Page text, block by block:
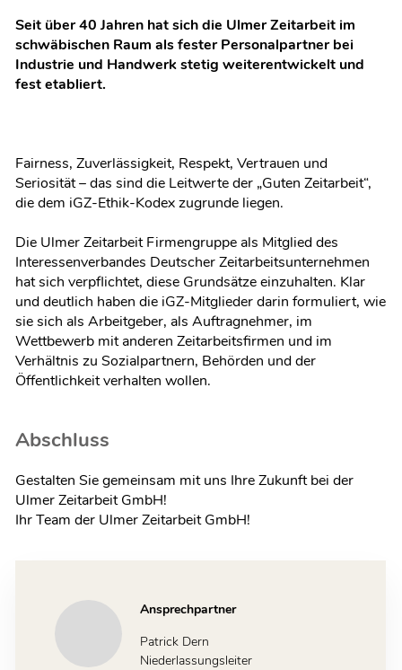
Ansprechpartner
Patrick Dern
Niederlassungsleiter
Seit über 40 Jahren hat sich die Ulmer Zeitarbeit im
schwäbischen Raum als fester Personalpartner bei
Industrie und Handwerk stetig weiterentwickelt und
fest etabliert.
Fairness, Zuverlässigkeit, Respekt, Vertrauen und
Seriosität – das sind die Leitwerte der „Guten Zeitarbeit“,
die dem iGZ-Ethik-Kodex zugrunde liegen.
Die Ulmer Zeitarbeit Firmengruppe als Mitglied des
Interessenverbandes Deutscher Zeitarbeitsunternehmen
hat sich verpflichtet, diese Grundsätze einzuhalten. Klar
und deutlich haben die iGZ-Mitglieder darin formuliert, wie
sie sich als Arbeitgeber, als Auftragnehmer, im
Wettbewerb mit anderen Zeitarbeitsfirmen und im
Verhältnis zu Sozialpartnern, Behörden und der
Öffentlichkeit verhalten wollen.
Abschluss
Gestalten Sie gemeinsam mit uns Ihre Zukunft bei der
Ulmer Zeitarbeit GmbH!
Ihr Team der Ulmer Zeitarbeit GmbH!